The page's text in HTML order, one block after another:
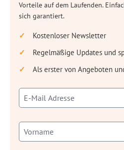
Vorteile auf dem Laufenden.
sich garantiert.
Kostenloser Newsletter
Regelmäßige Updates und
Als erster von Angeboten